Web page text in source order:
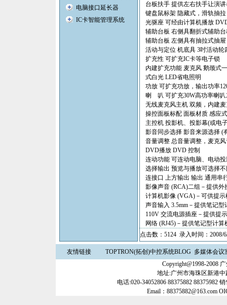
电脑接口延长器
IC卡智能管理系统
台板扶手 提供左右扶手让演
键盘鼠标架 隐藏式，滑轨抽
光驱座 可经由计算机播放
辅助台板 右侧具翻折式辅助
辅助台板 左侧具有抽拉式抽
活动与定位 机底具 3吋活动
扩充性 可扩充IC卡等电子锁
内建扩充功能 麦克风 鹅颈式
式白光 LED省电照明
功放 可扩充功放，输出功率
喇 叭 可扩充30W高功率喇叭
无线麦克风主机 双频，内建
操控面板标配 面板材质 感应
主控机 投影机、投影幕(或电
影音同步选择 影音来源选择 (
音量调整 总音量调整，麦克
DVD播放 DVD 控制
连动功能 可连动电脑、电动
选择输出 预览与播放可选择
连接口 上方输出 输出 通用串
影像声音 (RCA)二组－提供
计算机影像 (VGA)－可供提
声音输入 3.5mm－提供笔记
110V 交流电源插座－提供提
网络 (RJ45)－提供笔记型计算
点击数：5124 录入时间：2008/
友情链接 TOPTRON(拓创)中控系统BLOG 多媒体会议
Copyright@1998-2008
地址:广州市海珠区新港中
电话:020-34052806 88375882 88375982
Email：88375882@163.com